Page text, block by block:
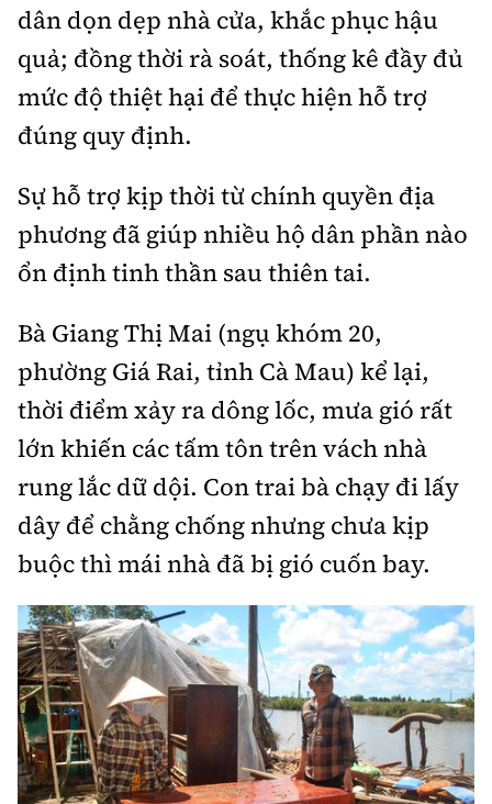
Email:bandoc@baoxaydung.vn
Cấm sao chép dưới mọi hình thức nếu không có sự
chấp thuận bằng văn bản.
Thông tin tòa
soạn
dân dọn dẹp nhà cửa, khắc phục hậu
quả; đồng thời rà soát, thống kê đầy đủ
mức độ thiệt hại để thực hiện hỗ trợ
đúng quy định.
Sự hỗ trợ kịp thời từ chính quyền địa
phương đã giúp nhiều hộ dân phần nào
ổn định tinh thần sau thiên tai.
Bà Giang Thị Mai (ngụ khóm 20,
phường Giá Rai, tỉnh Cà Mau) kể lại,
thời điểm xảy ra dông lốc, mưa gió rất
lớn khiến các tấm tôn trên vách nhà
rung lắc dữ dội. Con trai bà chạy đi lấy
dây để chằng chống nhưng chưa kịp
buộc thì mái nhà đã bị gió cuốn bay.